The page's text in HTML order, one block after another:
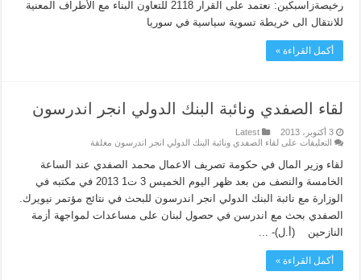
رخيصةزاسبكين: نعتمد على القرار 2118 للتعاون البناء مع الأطراف المعنية
للانتقال الى خريطة تسوية سياسية في سوريا
أكمل القراءة »
لقاء الصفدي ونائبة البنك الدولي انجر اندرسون
3 أكتوبر، 2013
Latest
التعليقات على لقاء الصفدي ونائبة البنك الدولي انجر اندرسون مغلقة
لقاء وزير المال في حكومة تصريف الاعمال محمد الصفدي عند الساعة
الخامسة والنصف من بعد ظهر اليوم الخميس 3 ت1 2013 في مكتبه في
الوزارة مع نائبة البنك الدولي انجر اندرسون للبحث في نتائج مؤتمر نيويرك.
الصفدي بحث مع اندرسن في حصول لبنان على مساعدات لمواجهة أزمة
النازحين (أ.ل)- ...
أكمل القراءة »